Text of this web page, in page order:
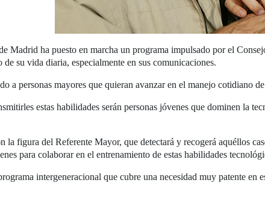
Madrid ha puesto en marcha un programa impulsado por el
su vida diaria, especialmente en sus comunicaciones.
a personas mayores que quieran avanzar en el manejo cotidiano
estas habilidades serán personas jóvenes que dominen la
la figura del Referente Mayor, que detectará y recogerá aquéllos
para colaborar en el entrenamiento de estas habilidades
intergeneracional que cubre una necesidad muy patente